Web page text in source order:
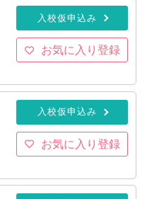
入校仮申込み
お気に入り登録
入校仮申込み
お気に入り登録